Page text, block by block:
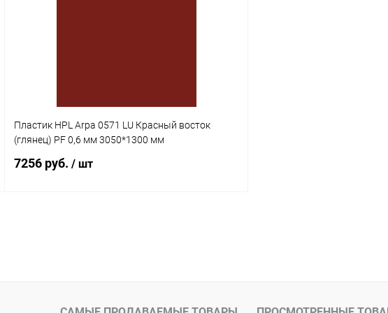
Пластик HPL Arpa 0571 LU Красный восток
(глянец) PF 0,6 мм 3050*1300 мм
7256 руб. / шт
В избранное В наличии